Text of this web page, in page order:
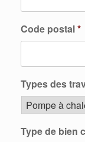
Code postal*
Types des
Type de bien